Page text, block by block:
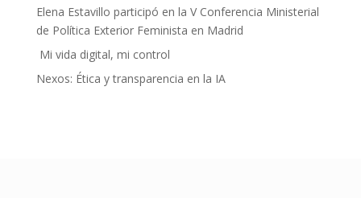
Elena Estavillo participó en la V Conferencia Ministerial
de Política Exterior Feminista en Madrid
Mi vida digital, mi control
Nexos: Ética y transparencia en la IA